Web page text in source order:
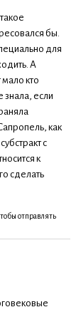
бы.
для
А
мало кто
знала, если
как
с
к
сделать
отправлять